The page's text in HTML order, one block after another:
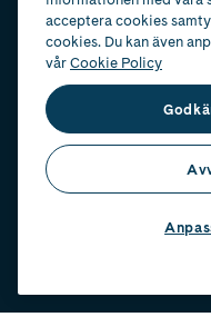
acceptera cookies
cookies. Du kan även
vårCookie Policy